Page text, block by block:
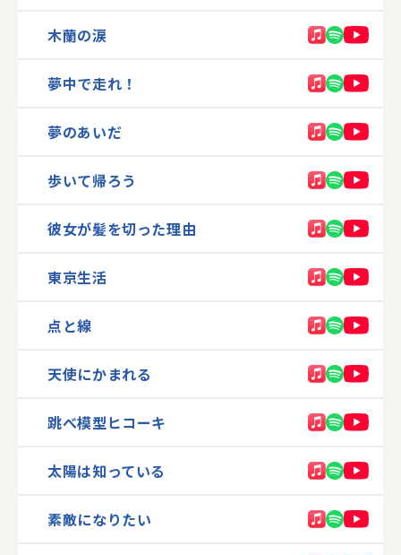
木蘭の涙
夢中で走れ！
夢のあいだ
歩いて帰ろう
彼女が髪を切った理由
東京生活
点と線
天使にかまれる
跳べ模型ヒコーキ
太陽は知っている
素敵になりたい